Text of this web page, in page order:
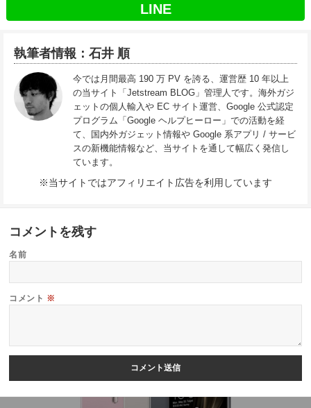
LINE
執筆者情報：石井 順
今では月間最高 190 万 PV を誇る、運営歴 10 年以上
の当サイト「Jetstream BLOG」管理人です。海外ガジ
ェットの個人輸入や EC サイト運営、Google 公式認定
プログラム「Google ヘルプヒーロー」での活動を経
て、国内外ガジェット情報や Google 系アプリ / サービ
スの新機能情報など、当サイトを通して幅広く発信し
ています。
※当サイトではアフィリエイト広告を利用しています
コメントを残す
名前
コメント ※